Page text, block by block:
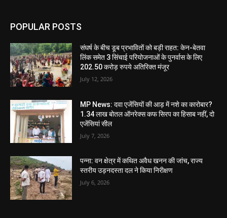
POPULAR POSTS
संघर्ष के बीच डूब प्रभावितों को बड़ी राहत: केन-बेतवा
लिंक समेत 3 सिंचाई परियोजनाओं के पुनर्वास के लिए
202.50 करोड़ रुपये अतिरिक्त मंजूर
July 12, 2026
MP News: दवा एजेंसियों की आड़ में नशे का कारोबार?
1.34 लाख बोतल ऑनरेक्स कफ सिरप का हिसाब नहीं, दो
एजेंसियां सील
July 7, 2026
पन्ना: वन क्षेत्र में कथित अवैध खनन की जांच, राज्य
स्तरीय उड़नदस्ता दल ने किया निरीक्षण
July 6, 2026